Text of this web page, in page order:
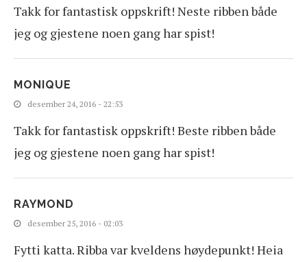
Takk for fantastisk oppskrift! Neste ribben både
jeg og gjestene noen gang har spist!
MONIQUE
desember 24, 2016 - 22:53
Takk for fantastisk oppskrift! Beste ribben både
jeg og gjestene noen gang har spist!
RAYMOND
desember 25, 2016 - 02:03
Fytti katta. Ribba var kveldens høydepunkt! Heia